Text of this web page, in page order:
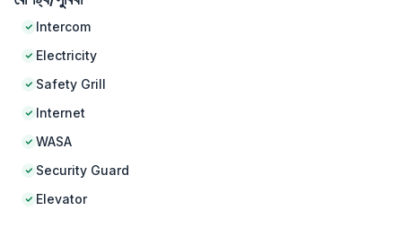
Intercom
Electricity
Safety Grill
Internet
WASA
Security Guard
Elevator